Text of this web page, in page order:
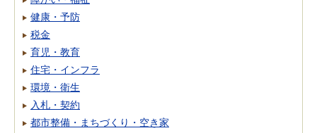
健康・予防
税金
育児・教育
住宅・インフラ
環境・衛生
入札・契約
都市整備・まちづくり・空き家